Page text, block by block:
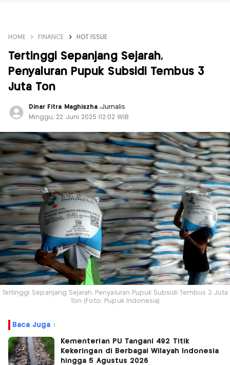
HOME FINANCE HOT ISSUE
Tertinggi Sepanjang Sejarah,
Penyaluran Pupuk Subsidi Tembus 3
Juta Ton
Dinar Fitra Maghiszha,Jurnalis
Minggu, 22 Juni 2025 |12:02 WIB
Tertinggi Sepanjang Sejarah, Penyaluran Pupuk Subsidi Tembus 3 Juta
Ton (Foto: Pupuk Indonesia)
Baca Juga :
Kementerian PU Tangani 492 Titik
Kekeringan di Berbagai Wilayah Indonesia
hingga 5 Agustus 2026